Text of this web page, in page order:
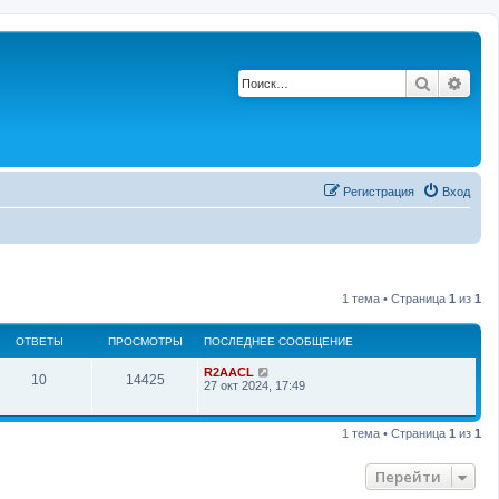
Поиск
Вход
Регистрация
1 тема • Страница 1 из 1
ОТВЕТЫ ПРОСМОТРЫ ПОСЛЕДНЕЕ СООБЩЕНИЕ
10О
14425П
П
о
е
R2AACL
27 окт 2024, 17:49
1 тема • Страница 1 из 1
Перейти